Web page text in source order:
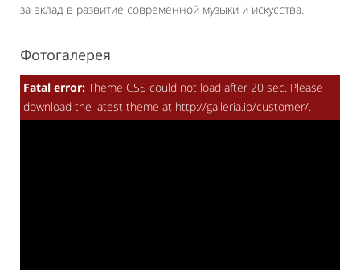
за вклад в развитие современной музыки и искусства.
Фотогалерея
Fatal error: Theme CSS could not load after 20 sec. Please
download the latest theme at http://galleria.io/customer/.